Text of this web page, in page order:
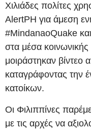
Χιλιάδες πολίτες
AlertPH για άμεση
#MindanaoQuake
στα μέσα
μοιράστηκαν βίντεο
καταγράφοντας την
κατοίκων.
Οι Φιλιππίνες
με τις αρχές να